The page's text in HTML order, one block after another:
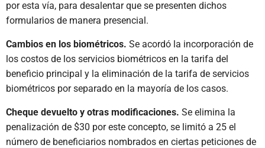
por esta vía, para desalentar que se presenten dichos
formularios de manera presencial.
Cambios en los biométricos. Se acordó la incorporación de
los costos de los servicios biométricos en la tarifa del
beneficio principal y la eliminación de la tarifa de servicios
biométricos por separado en la mayoría de los casos.
Cheque devuelto y otras modificaciones. Se elimina la
penalización de $30 por este concepto, se limitó a 25 el
número de beneficiarios nombrados en ciertas peticiones de